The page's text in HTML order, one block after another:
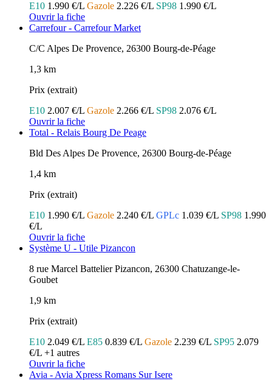
E10 1.990 €/L Gazole 2.226 €/L SP98 1.990 €/L
Ouvrir la fiche
Carrefour - Carrefour Market
C/C Alpes De Provence, 26300 Bourg-de-Péage
1,3 km
Prix (extrait)
E10 2.007 €/L Gazole 2.266 €/L SP98 2.076 €/L
Ouvrir la fiche
Total - Relais Bourg De Peage
Bld Des Alpes De Provence, 26300 Bourg-de-Péage
1,4 km
Prix (extrait)
E10 1.990 €/L Gazole 2.240 €/L GPLc 1.039 €/L SP98 1.990
€/L
Ouvrir la fiche
Système U - Utile Pizancon
8 rue Marcel Battelier Pizancon, 26300 Chatuzange-le-
Goubet
1,9 km
Prix (extrait)
E10 2.049 €/L E85 0.839 €/L Gazole 2.239 €/L SP95 2.079
€/L +1 autres
Ouvrir la fiche
Avia - Avia Xpress Romans Sur Isere